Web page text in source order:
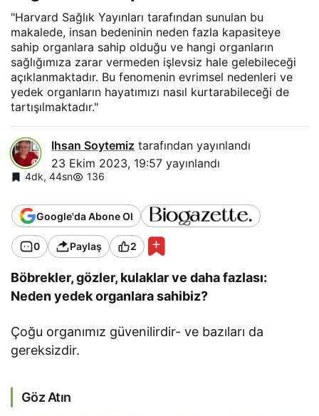
"Harvard Sağlık Yayınları tarafından sunulan bu
makalede, insan bedeninin neden fazla kapasiteye
sahip organlara sahip olduğu ve hangi organların
sağlığımıza zarar vermeden işlevsiz hale gelebileceği
açıklanmaktadır. Bu fenomenin evrimsel nedenleri ve
yedek organların hayatımızı nasıl kurtarabileceği de
tartışılmaktadır."
Ihsan Soytemiz tarafından yayınlandı
23 Ekim 2023, 19:57 yayınlandı
4dk, 44sn 136
Google'da Abone Ol
0 Paylaş 2
Böbrekler, gözler, kulaklar ve daha fazlası:
Neden yedek organlara sahibiz?
Çoğu organımız güvenilirdir- ve bazıları da
gereksizdir.
Göz Atın
olduğu ve nasıl doğru
ölçüm yapılması gerektiği
hakkında bilgi veren
makaleyi okuyun.